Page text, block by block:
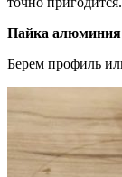
Пайка алюминия
Берем профиль